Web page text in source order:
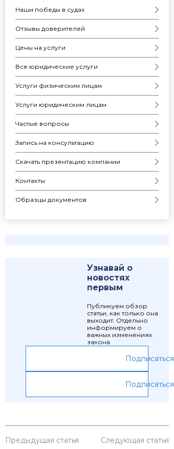
Наши победы в судах
Отзывы доверителей
Цены на услуги
Все юридические услуги
Услуги физическим лицам
Услуги юридическим лицам
Частые вопросы
Запись на консультацию
Скачать презентацию компании
Контакты
Образцы документов
Узнавай о
новостях
первым
Публикуем обзор
статьи, как только она
выходит. Отдельно
информируем о
важных изменениях
закона
Подписаться
Подписаться
Предыдущая статья Следующая статья